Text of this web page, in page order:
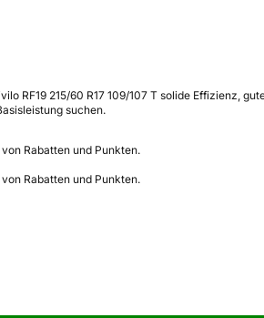
RF19 215/60 R17 109/107 T solide Effizienz,
suchen.
Rabatten und Punkten.
Rabatten und Punkten.